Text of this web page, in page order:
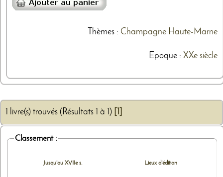
Thèmes: Champagne Haute-Marne
Epoque : XXe siècle
1 livre(s) trouvés (Résultats 1 à 1)
Classement :
Jusqu'au XVIIe s. Lieux d'édition